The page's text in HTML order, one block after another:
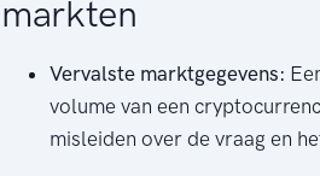
markten
Vervalste marktgegevens:
volume van een
misleiden over de vraag en